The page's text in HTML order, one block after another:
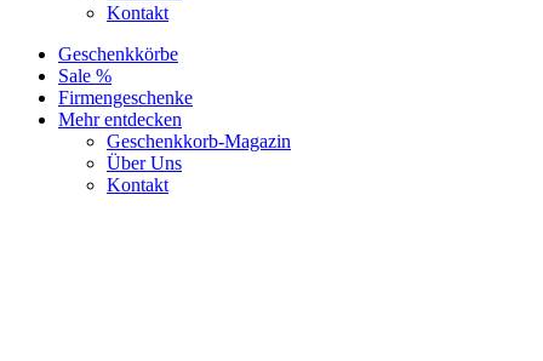
Kontakt
Geschenkkörbe
Sale %
Firmengeschenke
Mehr entdecken
Geschenkkorb-Magazin
Über Uns
Kontakt